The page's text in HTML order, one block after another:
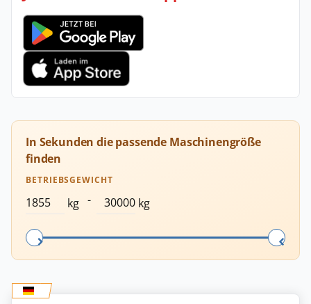
In Sekunden die passende Maschinengröße
finden
BETRIEBSGEWICHT
kg - kg